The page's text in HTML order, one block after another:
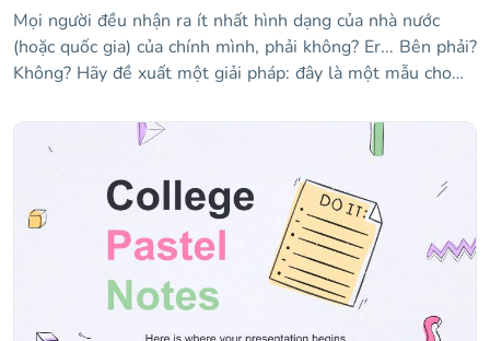
Mọi người đều nhận ra ít nhất hình dạng của nhà nước
(hoặc quốc gia) của chính mình, phải không? Er... Bên phải?
Không? Hãy đề xuất một giải pháp: đây là một mẫu cho
giảng dạy tất cả 50 tiểu bang của Hoa Kỳ. Nó có nhiều bản
đồ của các tiểu bang khác nhau! Vì chúng tôi đã sử dụng
tông màu xanh lam, mọi thứ đều ổn, êm dịu, nhẹ nhàng...
Này, hãy thức dậy, chúng ta đang ở giữa lớp! Nếu bạn thấy
một số trạng thái bị thiếu, hãy kiểm tra các trang trình bày
ở cuối mẫu, nơi bạn sẽ tìm thấy các liên kết đến phần còn
lại của chúng!